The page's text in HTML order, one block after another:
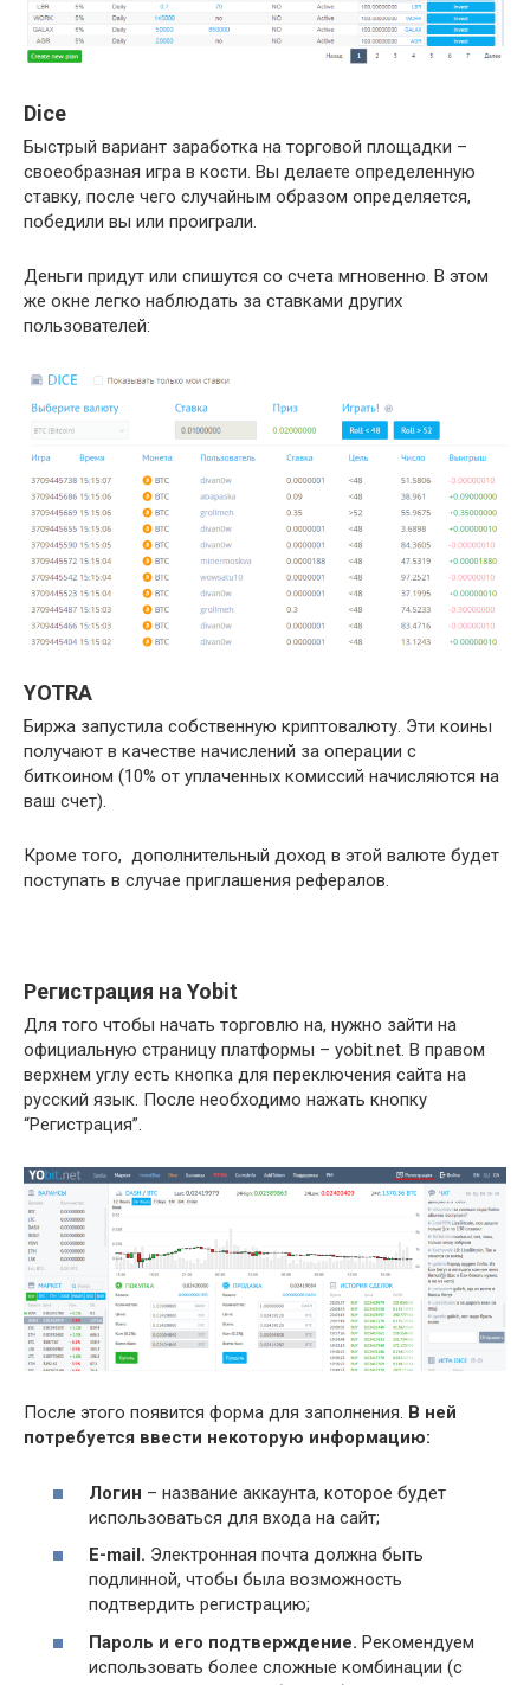
Dice
Быстрый вариант заработка на торговой площадки –
своеобразная игра в кости. Вы делаете определенную
ставку, после чего случайным образом определяется,
победили вы или проиграли.
Деньги придут или спишутся со счета мгновенно. В этом
же окне легко наблюдать за ставками других
пользователей:
YOTRA
Биржа запустила собственную криптовалюту. Эти коины
получают в качестве начислений за операции с
биткоином (10% от уплаченных комиссий начисляются на
ваш счет).
Кроме того, дополнительный доход в этой валюте будет
поступать в случае приглашения рефералов.
Регистрация на Yobit
Для того чтобы начать торговлю на, нужно зайти на
официальную страницу платформы – yobit.net. В правом
верхнем углу есть кнопка для переключения сайта на
русский язык. После необходимо нажать кнопку
“Регистрация”.
После этого появится форма для заполнения. В ней
потребуется ввести некоторую информацию:
Логин – название аккаунта, которое будет
использоваться для входа на сайт;
E-mail. Электронная почта должна быть
подлинной, чтобы была возможность
подтвердить регистрацию;
Пароль и его подтверждение. Рекомендуем
использовать более сложные комбинации (с